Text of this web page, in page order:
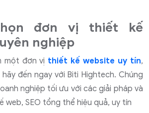
đơn vị thiết kế
nghiệp
một đơn vị thiết kế website uy tín,
đến ngay với Biti Hightech. Chúng
nghiệp tối ưu với các giải pháp và
web, SEO tổng thể hiệu quả, uy tín